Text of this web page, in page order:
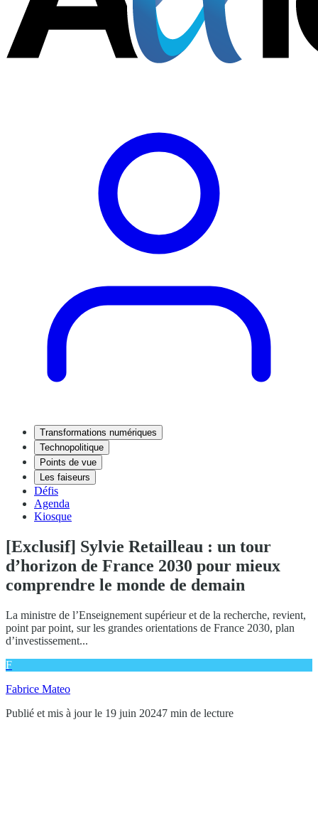
Transformations numériques
Technopolitique
Points de vue
Les faiseurs
Défis
Agenda
Kiosque
[Exclusif] Sylvie Retailleau : un tour
d’horizon de France 2030 pour mieux
comprendre le monde de demain
La ministre de l’Enseignement supérieur et de la recherche, revient,
point par point, sur les grandes orientations de France 2030, plan
d’investissement...
F
Fabrice Mateo
Publié et mis à jour le 19 juin 20247 min de lecture